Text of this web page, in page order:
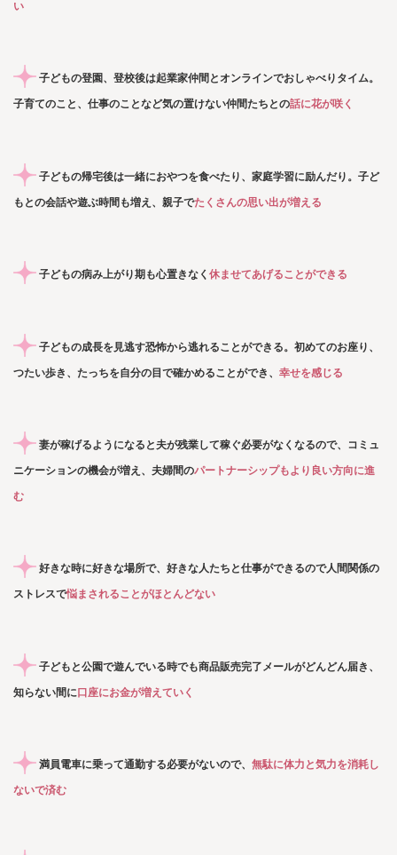
い
子どもの登園、登校後は起業家仲間とオンラインでおしゃべりタイム。
子育てのこと、仕事のことなど気の置けない仲間たちとの話に花が咲く
子どもの帰宅後は一緒におやつを食べたり、家庭学習に励んだり。子ど
もとの会話や遊ぶ時間も増え、親子でたくさんの思い出が増える
子どもの病み上がり期も心置きなく 休ませてあげることができる
子どもの成長を見逃す恐怖から逃れることができる。初めてのお座り、
つたい歩き、たっちを自分の目で確かめることができ、 幸せを感じる
妻が稼げるようになると夫が残業して稼ぐ必要がなくなるので、コミュ
ニケーションの機会が増え、夫婦間のパートナーシップもより良い方向に進
む
好きな時に好きな場所で、好きな人たちと仕事ができるので人間関係の
ストレスで悩まされることがほとんどない
子どもと公園で遊んでいる時でも商品販売完了メールがどんどん届き、
知らない間に口座にお金が増えていく
満員電車に乗って通勤する必要がないので、 無駄に体力と気力を消耗し
ないで済む